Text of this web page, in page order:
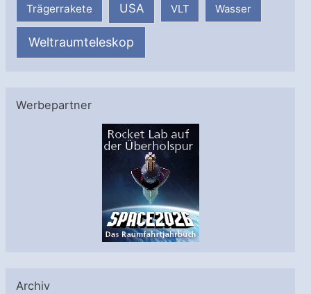
Trägerrakete USA VLT Wasser
Weltraumteleskop
Werbepartner
Archiv